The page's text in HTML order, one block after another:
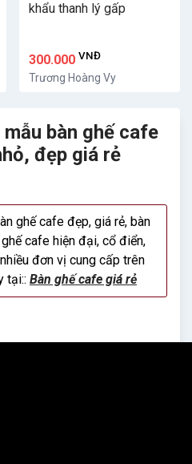
khẩu thanh lý gấp
300.000 VNĐ
Trương Hoàng Vy
bàn ghế cafe
đẹp giá rẻ
ghế cafe đẹp, giá rẻ, bàn
cafe hiện đại, cổ điển,
đơn vị cung cấp trên
tại:: Bàn ghế cafe giá rẻ